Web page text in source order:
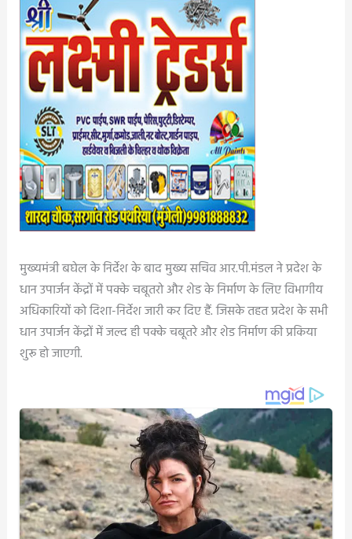
मुख्यमंत्री बघेल के निर्देश के बाद मुख्य सचिव आर.पी.मंडल ने प्रदेश के
धान उपार्जन केंद्रों में पक्के चबूतरो और शेड के निर्माण के लिए विभागीय
अधिकारियों को दिशा-निर्देश जारी कर दिए हैं. जिसके तहत प्रदेश के सभी
धान उपार्जन केंद्रों में जल्द ही पक्के चबूतरे और शेड निर्माण की प्रकिया
शुरू हो जाएगी.